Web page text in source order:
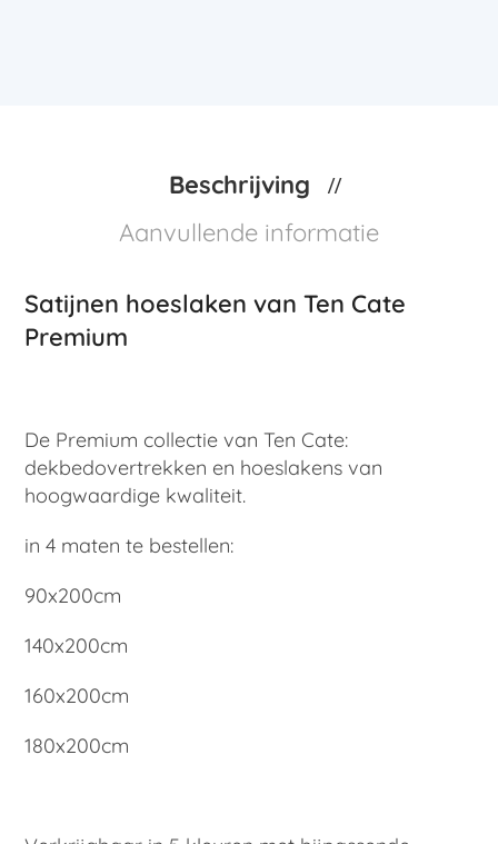
Beschrijving
Aanvullende informatie
Satijnen hoeslaken van Ten Cate
Premium
De Premium collectie van Ten Cate:
dekbedovertrekken en hoeslakens van
hoogwaardige kwaliteit.
in 4 maten te bestellen:
90x200cm
140x200cm
160x200cm
180x200cm